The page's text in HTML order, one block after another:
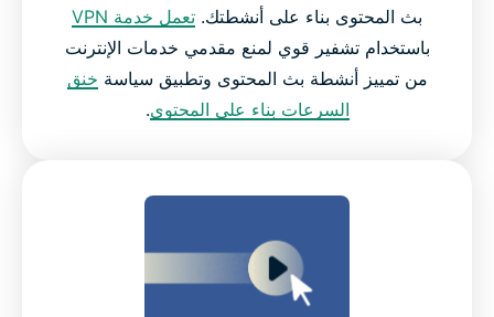
بث المحتوى بناء على أنشطتك. تعمل خدمة VPN
باستخدام تشفير قوي لمنع مقدمي خدمات الإنترنت
من تمييز أنشطة بث المحتوى وتطبيق سياسة خنق
السرعات بناء على المحتوى.